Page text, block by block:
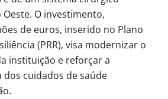
O investimento,
de euros, inserido no Plano
(PRR), visa modernizar o
instituição e reforçar a
dos cuidados de saúde